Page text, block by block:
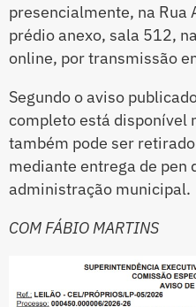
presencialmente, na Rua
prédio anexo, sala 512,
online, por transmissão
Segundo o aviso
completo está disponível
também pode ser
mediante entrega de pen
administração municipal.
COM FÁBIO MARTINS